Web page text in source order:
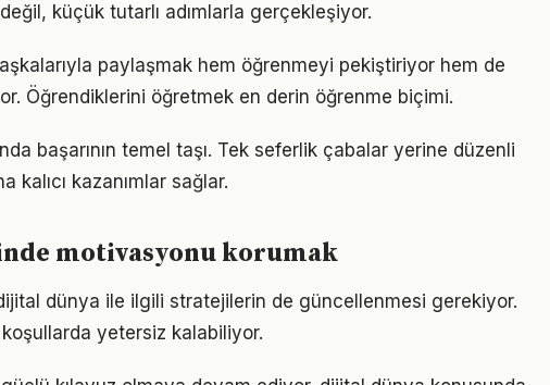
küçük tutarlı adımlarla gerçekleşiyor.
paylaşmak hem öğrenmeyi pekiştiriyor hem de
Öğrendiklerini öğretmek en derin öğrenme biçimi.
başarının temel taşı. Tek seferlik çabalar yerine düzenli
kalıcı kazanımlar sağlar.
motivasyonu korumak
dünya ile ilgili stratejilerin de güncellenmesi gerekiyor.
yetersiz kalabiliyor.